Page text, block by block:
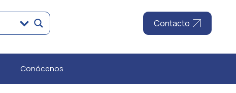
Contacto
Conócenos